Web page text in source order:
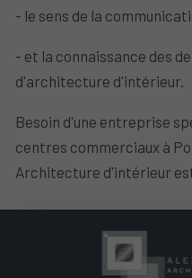
- le sens de la
- et la connaissance des
d'architecture d'intérieur.
Besoin d'une entreprise
centres commerciaux à
Architecture d'intérieur